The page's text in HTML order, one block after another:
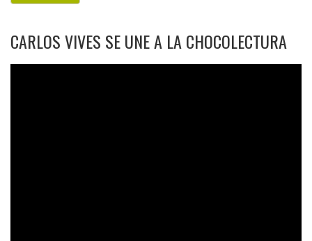
CARLOS VIVES SE UNE A LA CHOCOLECTURA